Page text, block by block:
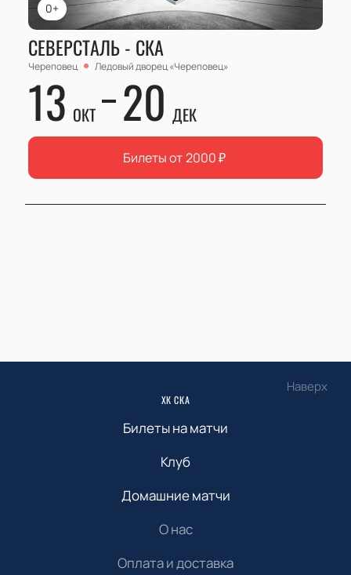
0+
СЕВЕРСТАЛЬ - СКА
Череповец Ледовый дворец «Череповец»
13 ОКТ 20 ДЕК
Билеты от 2000₽
Наверх
ХК СКА
Билеты на матчи
Клуб
Домашние матчи
О нас
Оплата и доставка